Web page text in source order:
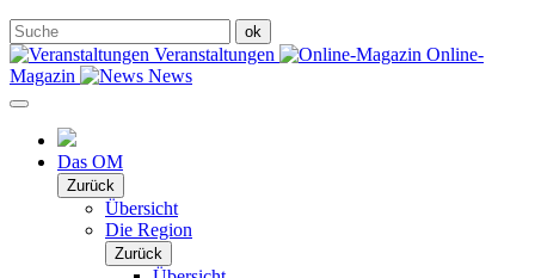
Veranstaltungen
Online-
Magazin
News
Das OM
Zurück
Übersicht
Die Region
Zurück